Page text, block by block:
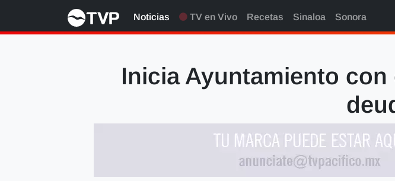
Noticias TV en Vivo Recetas Sinaloa Sonora
Inicia Ayuntamiento